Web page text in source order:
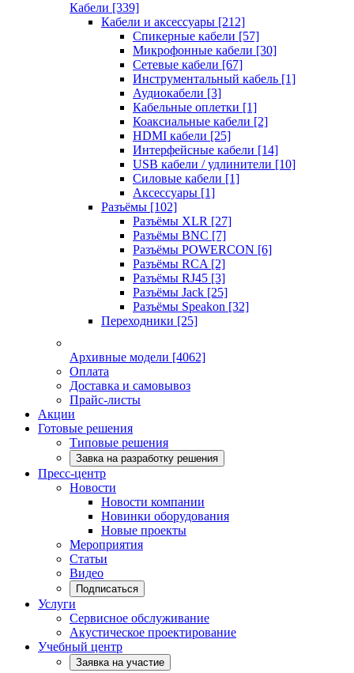
Кабели [339]
Кабели и аксессуары [212]
Спикерные кабели [57]
Микрофонные кабели [30]
Сетевые кабели [67]
Инструментальный кабель [1]
Аудиокабели [3]
Кабельные оплетки [1]
Коаксиальные кабели [2]
HDMI кабели [25]
Интерфейсные кабели [14]
USB кабели / удлинители [10]
Силовые кабели [1]
Аксессуары [1]
Разъёмы [102]
Разъёмы XLR [27]
Разъёмы BNC [7]
Разъёмы POWERCON [6]
Разъёмы RCA [2]
Разъёмы RJ45 [3]
Разъёмы Jack [25]
Разъёмы Speakon [32]
Переходники [25]
Архивные модели [4062]
Оплата
Доставка и самовывоз
Прайс-листы
Акции
Готовые решения
Типовые решения
Завка на разработку решения
Пресс-центр
Новости
Новости компании
Новинки оборудования
Новые проекты
Мероприятия
Статьи
Видео
Подписаться
Услуги
Сервисное обслуживание
Акустическое проектирование
Учебный центр
Заявка на участие